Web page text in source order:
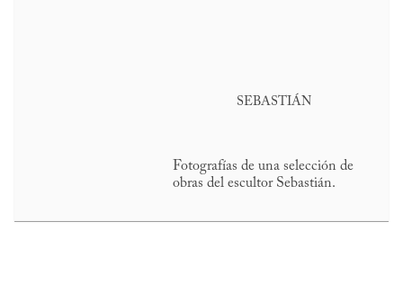
SEBASTIÁN
Fotografías de una selección de
obras del escultor Sebastián.